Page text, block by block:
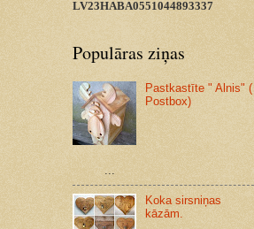
LV23HABA0551044893337
Populāras ziņas
Pastkastīte " Alnis" (
Postbox)
Koka sirsniņas
kāzām.